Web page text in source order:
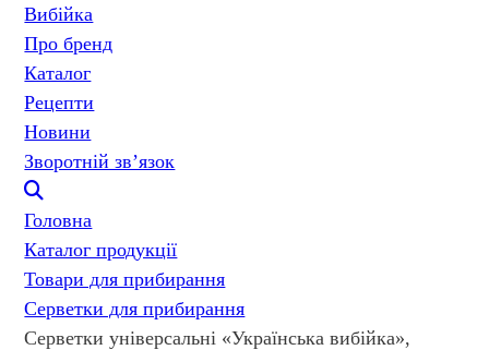
Вибійка
Про бренд
Каталог
Рецепти
Новини
Зворотній зв’язок
Головна
Каталог продукції
Товари для прибирання
Серветки для прибирання
Серветки універсальні «Українська вибійка»,